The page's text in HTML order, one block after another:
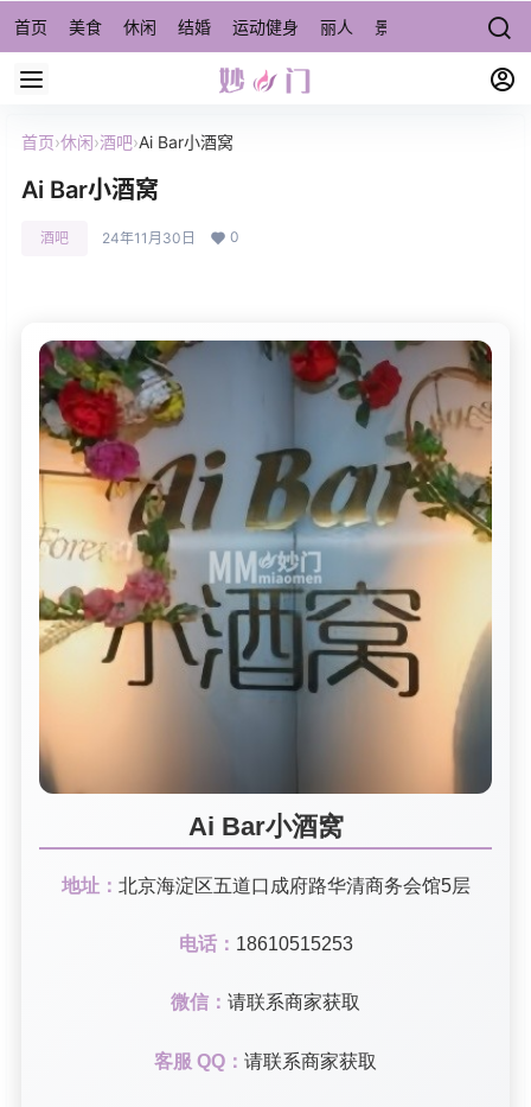
首页 美食 休闲 结婚 运动健身 丽人 景点/周边游 宠物
首页›休闲›酒吧›Ai Bar小酒窝
Ai Bar小酒窝
酒吧 24年11月30日 0
Ai Bar小酒窝
地址： 北京海淀区五道口成府路华清商务会馆5层
电话： 18610515253
微信： 请联系商家获取
客服 QQ： 请联系商家获取